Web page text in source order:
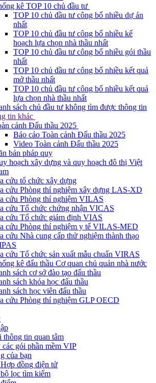
kê TOP 10 chủ đầu tư
TOP 10 chủ đầu tư công bố nhiều dự án
nhất
TOP 10 chủ đầu tư công bố nhiều kế
hoạch lựa chọn nhà thầu nhất
TOP 10 chủ đầu tư công bố nhiều gói thầu
nhất
TOP 10 chủ đầu tư công bố nhiều kết quả
mở thầu nhất
TOP 10 chủ đầu tư công bố nhiều kết quả
lựa chọn nhà thầu nhất
sách chủ đầu tư không tìm được thông tin
tin khác
cảnh Đấu thầu 2025
Báo cáo Toàn cảnh Đấu thầu 2025
Video Toàn cảnh Đấu thầu 2025
bản pháp quy
hoạch xây dựng và quy hoạch đô thị Việt
cứu tổ chức xây dựng
cứu Phòng thí nghiệm xây dựng LAS-XD
cứu Phòng thí nghiệm VILAS
cứu Tổ chức chứng nhận VICAS
cứu Tổ chức giám định VIAS
cứu Phòng thí nghiệm y tế VILAS-MED
cứu Nhà cung cấp thử nghiệm thành thạo
cứu Tổ chức sản xuất mẫu chuẩn VIRAS
kê đấu thầu Cơ quan chủ quản nhà nước
sách cơ sở đào tạo đấu thầu
sách khóa học đấu thầu
sách học viên đấu thầu
cứu Phòng thí nghiệm GLP OECD
thông tin quan tâm
gói phần mềm VIP
của bạn
đồng điện tử
lọc tìm kiếm